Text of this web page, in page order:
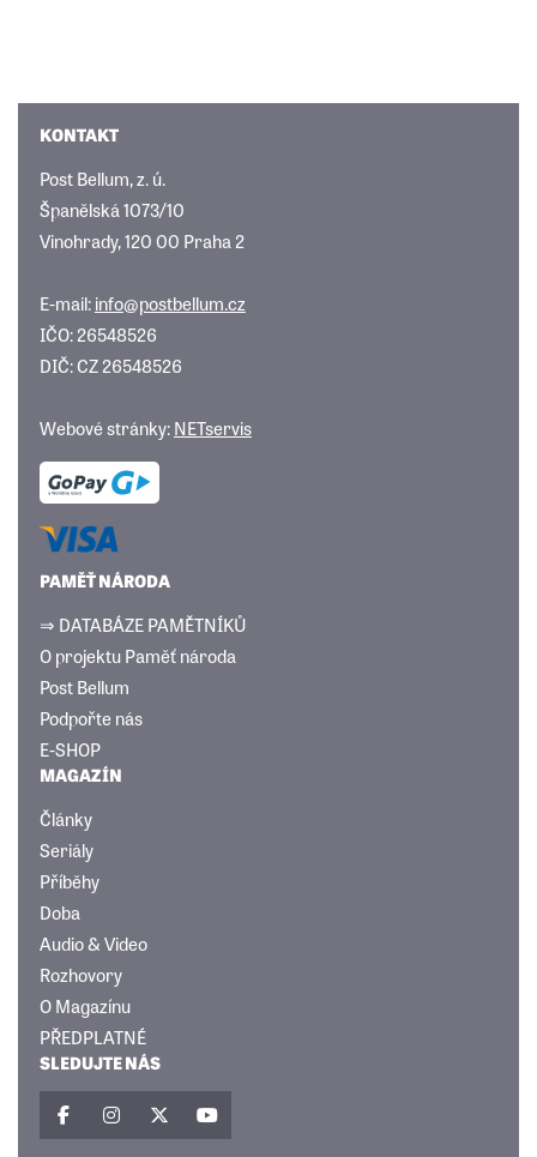
KONTAKT
Post Bellum, z. ú.
Španělská 1073/10
Vinohrady, 120 00 Praha 2
E-mail:info@postbellum.cz
IČO: 26548526
DIČ: CZ 26548526
Webové stránky:NETservis
PAMĚŤ NÁRODA
⇒ DATABÁZE PAMĚTNÍKŮ
O projektu Paměť národa
Post Bellum
Podpořte nás
E-SHOP
MAGAZÍN
Články
Seriály
Příběhy
Doba
Audio & Video
Rozhovory
O Magazínu
PŘEDPLATNÉ
SLEDUJTE NÁS